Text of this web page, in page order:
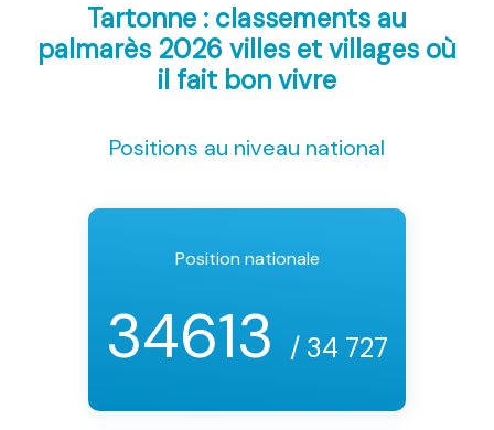
Tartonne : classements au
palmarès 2026 villes et villages où
il fait bon vivre
Positions au niveau national
Position nationale
34613 / 34 727